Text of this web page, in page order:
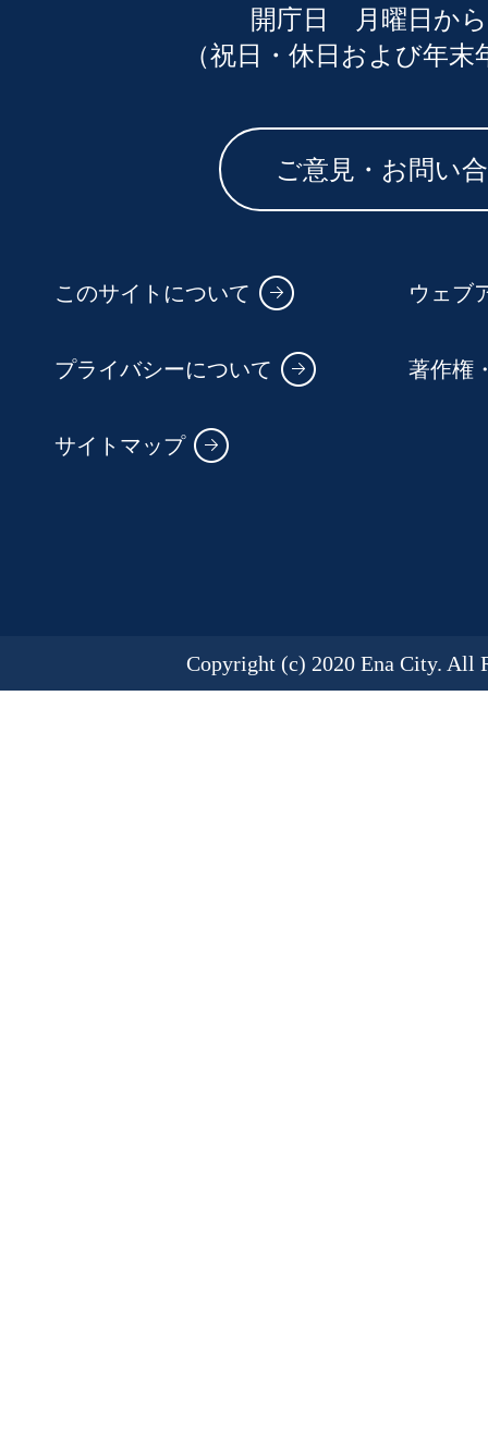
開庁日 月曜日か
（祝日・休日および年
ご意見・お問い
このサイトについて ウェブ
プライバシーについて 著作権
サイトマップ
Copyright (c) 2020 Ena City. All